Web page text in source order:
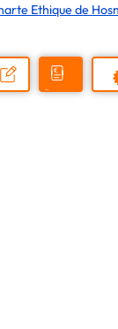
Ethique de
Nous
Demander